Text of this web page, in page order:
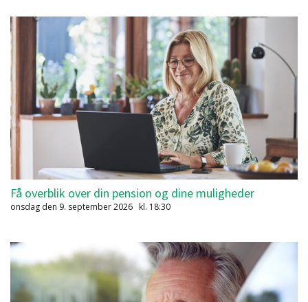
Få overblik over din pension og dine muligheder
onsdag den 9. september 2026 kl. 18:30